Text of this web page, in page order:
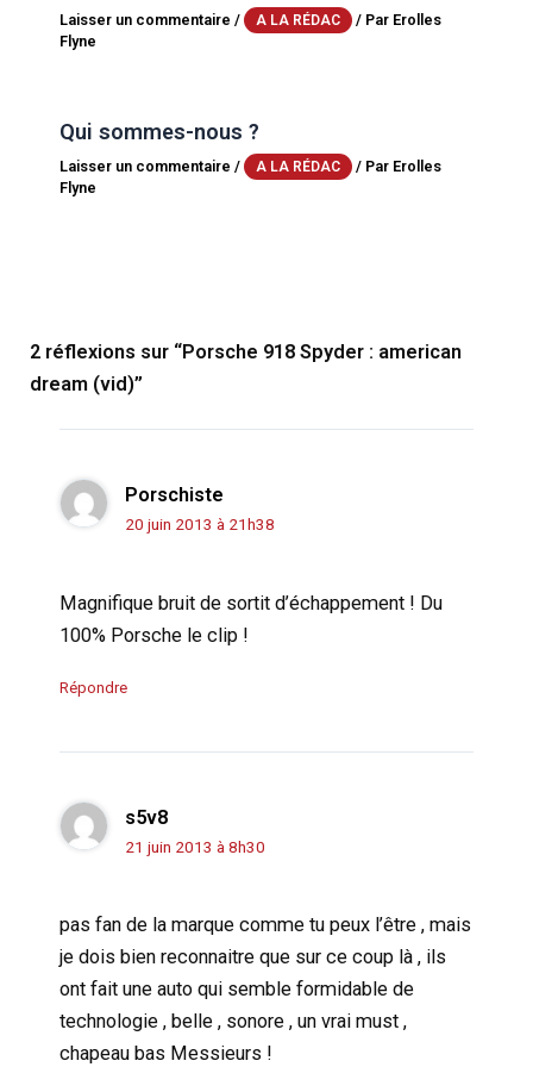
Laisser un commentaire / A LA RÉDAC / Par Erolles
Flyne
Qui sommes-nous ?
Laisser un commentaire / A LA RÉDAC / Par Erolles
Flyne
2 réflexions sur “Porsche 918 Spyder : american
dream (vid)”
Porschiste
20 juin 2013 à 21h38
Magnifique bruit de sortit d’échappement ! Du
100% Porsche le clip !
Répondre
s5v8
21 juin 2013 à 8h30
pas fan de la marque comme tu peux l’être , mais
je dois bien reconnaitre que sur ce coup là , ils
ont fait une auto qui semble formidable de
technologie , belle , sonore , un vrai must ,
chapeau bas Messieurs !